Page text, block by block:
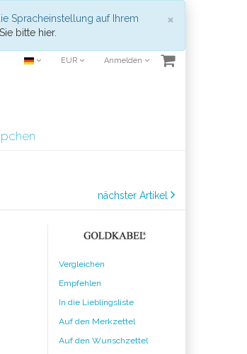
×
Spracheinstellung auf Ihrem
bitte hier.
EUR Anmelden
nächster Artikel
Vergleichen
Empfehlen
In die Lieblingsliste
Auf den Merkzettel
Auf den Wunschzettel